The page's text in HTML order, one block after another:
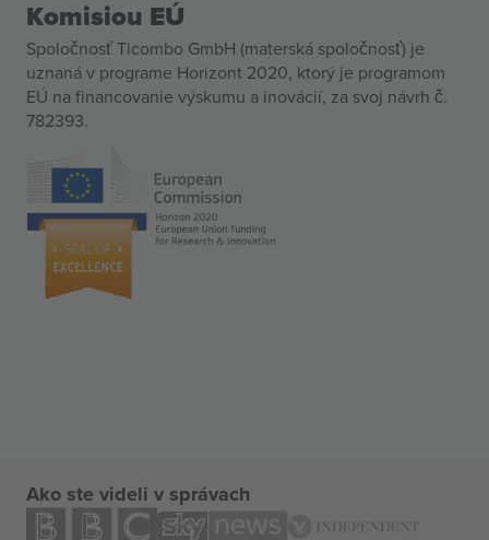
Komisiou EÚ
Spoločnosť Ticombo GmbH (materská spoločnosť) je
uznaná v programe Horizont 2020, ktorý je programom
EÚ na financovanie výskumu a inovácií, za svoj návrh č.
782393.
Ako ste videli v správach